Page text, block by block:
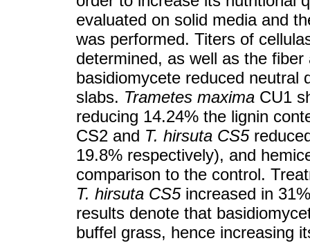
evaluated on solid media and
was performed. Titers of
determined, as well as the
basidiomycete reduced neutral
slabs. Trametes maxima CU1
reducing 14.24% the lignin
CS2 and T. hirsuta CS5
19.8% respectively), and
comparison to the control.
T. hirsuta CS5increased in
results denote that
buffel grass, hence increasing